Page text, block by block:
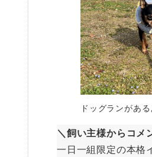
ドッグランがある
＼飼い主様からコメ
一日一組限定の本格